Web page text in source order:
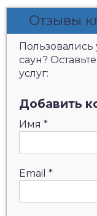
Отзывы
саун?
услуг:
Добавить
Имя *
Email *